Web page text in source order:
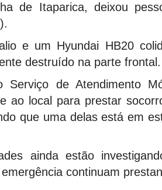
de Itaparica, deixou
e um Hyundai HB20
destruído na parte frontal.
Serviço de Atendimento
ao local para prestar
que uma delas está em
ainda estão
continuam